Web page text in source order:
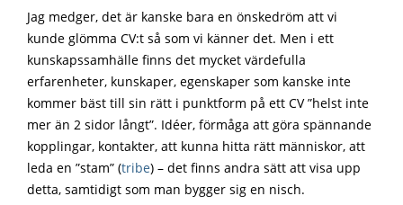
Jag medger, det är kanske bara en önskedröm att vi
kunde glömma CV:t så som vi känner det. Men i ett
kunskapssamhälle finns det mycket värdefulla
erfarenheter, kunskaper, egenskaper som kanske inte
kommer bäst till sin rätt i punktform på ett CV ”helst inte
mer än 2 sidor långt”. Idéer, förmåga att göra spännande
kopplingar, kontakter, att kunna hitta rätt människor, att
leda en ”stam” (tribe) – det finns andra sätt att visa upp
detta, samtidigt som man bygger sig en nisch.